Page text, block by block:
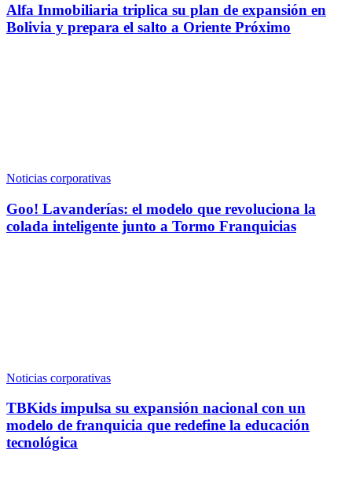
Alfa Inmobiliaria triplica su plan de expansión en
Bolivia y prepara el salto a Oriente Próximo
Noticias corporativas
Goo! Lavanderías: el modelo que revoluciona la
colada inteligente junto a Tormo Franquicias
Noticias corporativas
TBKids impulsa su expansión nacional con un
modelo de franquicia que redefine la educación
tecnológica